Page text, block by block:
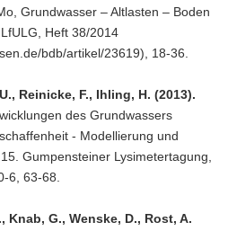
Grundwasser – Altlasten – Boden
Heft 38/2014
bdb/artikel/23619), 18-36.
Reinicke, F., Ihling, H. (2013).
des Grundwassers
- Modellierung und
Gumpensteiner Lysimetertagung,
6, 63-68.
Knab, G., Wenske, D., Rost, A.